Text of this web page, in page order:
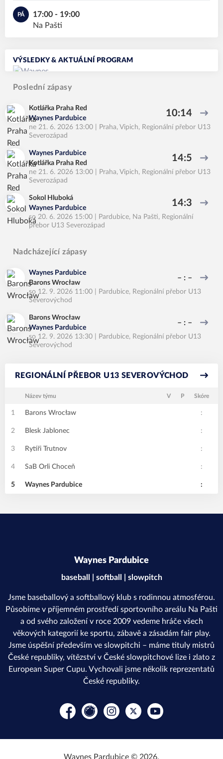
PÁ
17:00 - 19:00
Na Pašti
VÝSLEDKY & AKTUÁLNÍ PROGRAM
Poslední zápasy
Kotlářka Praha Red
Waynes Pardubice
10:14
ne 21. 6. 2026 13:00 Praha, Vipich, Regionální přebor U13
Severozápad
Waynes Pardubice
Kotlářka Praha Red
14:5
ne 21. 6. 2026 13:00 Praha, Vipich, Regionální přebor U13
Severozápad
Sokol Hluboká
Waynes Pardubice
14:3
so 20. 6. 2026 15:00 Pardubice, Na Pašti, Regionální
přebor U13 Severozápad
Nadcházející zápasy
Waynes Pardubice
Barons Wrocław
– : –
so 12. 9. 2026 11:00 Pardubice, Regionální přebor U13
Severovýchod
Barons Wrocław
Waynes Pardubice
– : –
so 12. 9. 2026 13:30 Pardubice, Regionální přebor U13
Severovýchod
REGIONÁLNÍ PŘEBOR U13 SEVEROVÝCHOD
Název týmu V P Skóre
1 Barons Wrocław :
2 Blesk Jablonec :
3 Rytíři Trutnov :
4 SaB Orli Choceň :
5 Waynes Pardubice :
Waynes Pardubice
baseball | softball | slowpitch
Jsme baseballový a softballový klub s rodinnou atmosférou.
Působíme v příjemném prostředí sportovního areálu Na Pašti
a od svého založení v roce 2009 vedeme hráče všech
věkových kategorií ke sportu, zábavě a zásadám fair play.
Jsme úspěšní především ve slowpitchi – máme tituly mistrů
České republiky, vítězství v České slowpitchové lize i zlato z
European Super Cupu. Vychovali jsme několik reprezentatů
České republiky.
Facebook
Rajče InstagramPlatform X
YouTube
Waynes Pardubice © 2026.